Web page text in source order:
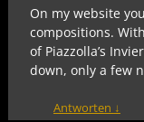
On my website
compositions.
of Piazzolla’s
down, only a few
Antworten ↓